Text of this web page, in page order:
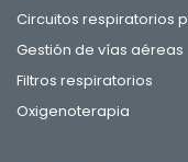
Circuitos respiratorios
Gestión de vías aéreas
Filtros respiratorios
Oxigenoterapia